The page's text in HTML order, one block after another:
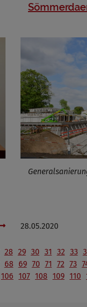
28.05.2020
28 29 30 31 32 33
68 69 70 71 72 73
106 107 108 109 110